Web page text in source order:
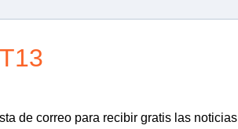
de correo para recibir gratis las noticias